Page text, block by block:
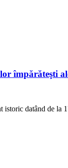
împărăteşti
datând de la